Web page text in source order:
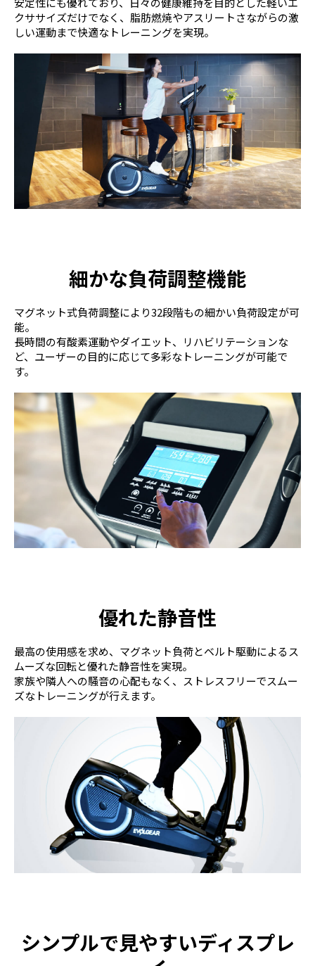
クササイズだけでなく、脂肪燃焼やアスリートさながらの激
しい運動まで快適なトレーニングを実現。
細かな負荷調整機能
マグネット式負荷調整により32段階もの細かい負荷設定が可
能。
長時間の有酸素運動やダイエット、リハビリテーションな
ど、ユーザーの目的に応じて多彩なトレーニングが可能で
す。
優れた静音性
最高の使用感を求め、マグネット負荷とベルト駆動によるス
ムーズな回転と優れた静音性を実現。
家族や隣人への騒音の心配もなく、ストレスフリーでスムー
ズなトレーニングが行えます。
シンプルで見やすいディスプレ